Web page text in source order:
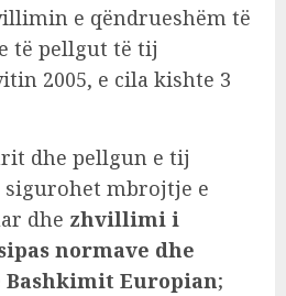
e qëndrueshëm të
të pellgut të tij
2005, e cila kishte 3
dhe pellgun e tij
sigurohet mbrojtje e
dhe zhvillimi i
normave dhe
Bashkimit Europian;